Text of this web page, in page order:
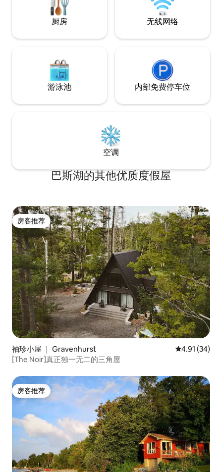
边迷人的小镇。
厨房 无线网络
游泳池 内部免费停车位
空调
巴斯湖的其他优质度假屋
房客推荐
房客推荐
袖珍小屋 ｜ Gravenhurst 平均评分
4.91 (34)
[The Noir]真正独一无二的三角屋
房客推荐
房客推荐